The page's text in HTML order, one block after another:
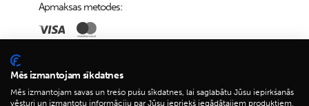
Apmaksas metodes:
Piegādes iespējas:
Mēs izmantojam sīkdatnes
Mēs izmantojam savas un trešo pušu sīkdatnes, lai saglabātu Jūsu iepirkšanās
vēsturi un izmantotu informāciju par Jūsu iepriekš iegādātajiem produktiem,